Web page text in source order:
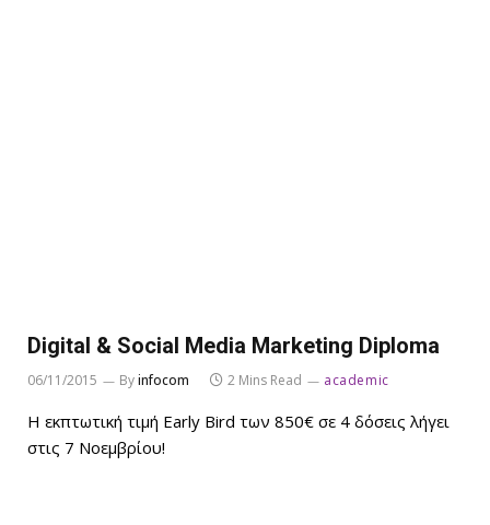
Digital & Social Media Marketing Diploma
06/11/2015 Byinfocom 2 Mins Read academic
Η εκπτωτική τιμή Early Bird των 850€ σε 4 δόσεις λήγει
στις 7 Νοεμβρίου!